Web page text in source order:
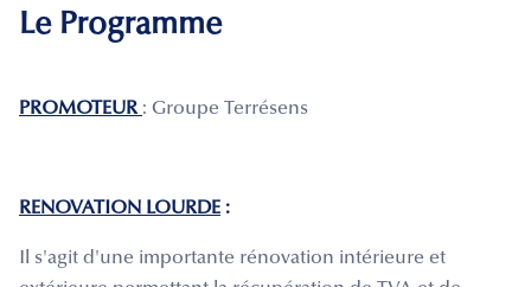
Le Programme
PROMOTEUR : Groupe Terrésens
RENOVATION LOURDE :
Il s'agit d'une importante rénovation intérieure et